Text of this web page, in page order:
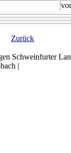
Zurück
Schweinfurter
|